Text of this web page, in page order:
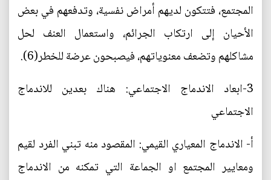
المجتمع، فتتكون لديهم أمراض نفسية، وتدفعهم في بعض
الأحيان إلى ارتكاب الجرائم، واستعمال العنف لحل
مشاكلهم وتضعف معنوياتهم، فيصبحون عرضة للخطر(6).
3-ابعاد الاندماج الاجتماعي: هناك بعدين للاندماج
الاجتماعي
أ- الاندماج المعياري القيمي: المقصود منه تبني الفرد لقيم
ومعايير المجتمع او الجماعة التي تمكنه من الاندماج